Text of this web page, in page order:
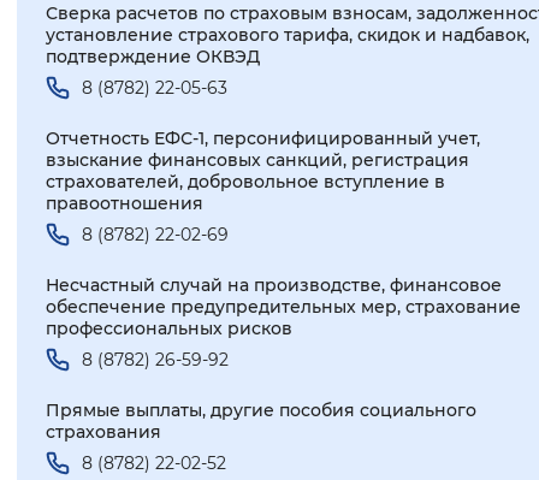
Сверка расчетов по страховым взносам,
установление страхового тарифа, скидок и надбавок,
подтверждение ОКВЭД
8 (8782) 22-05-63
Отчетность ЕФС-1, персонифицированный учет,
взыскание финансовых санкций, регистрация
страхователей, добровольное вступление в
правоотношения
8 (8782) 22-02-69
Несчастный случай на производстве, финансовое
обеспечение предупредительных мер, страхование
профессиональных рисков
8 (8782) 26-59-92
Прямые выплаты, другие пособия социального
страхования
8 (8782) 22-02-52